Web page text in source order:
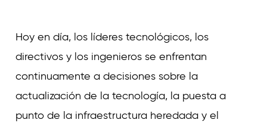
Hoy en día, los líderes tecnológicos, los
directivos y los ingenieros se enfrentan
continuamente a decisiones sobre la
actualización de la tecnología, la puesta a
punto de la infraestructura heredada y el